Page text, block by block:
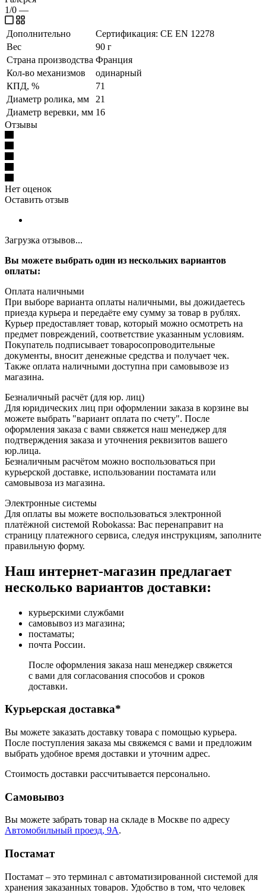
1/0 —
Дополнительно
Сертификация: CE EN 12278
Вес
90 г
Страна производства Франция
Кол-во механизмов
одинарный
КПД, %
71
Диаметр ролика, мм
21
Диаметр веревки, мм 16
Отзывы
Нет оценок
Оставить отзыв
Загрузка отзывов...
Вы можете выбрать один из нескольких вариантов
оплаты:
Оплата наличными
При выборе варианта оплаты наличными, вы дожидаетесь
приезда курьера и передаёте ему сумму за товар в рублях.
Курьер предоставляет товар, который можно осмотреть на
предмет повреждений, соответствие указанным условиям.
Покупатель подписывает товаросопроводительные
документы, вносит денежные средства и получает чек.
Также оплата наличными доступна при самовывозе из
магазина.
Безналичный расчёт (для юр. лиц)
Для юридических лиц при оформлении заказа в корзине вы
можете выбрать "вариант оплата по счету". После
оформления заказа с вами свяжется наш менеджер для
подтверждения заказа и уточнения реквизитов вашего
юр.лица.
Безналичным расчётом можно воспользоваться при
курьерской доставке, использовании постамата или
самовывоза из магазина.
Электронные системы
Для оплаты вы можете воспользоваться электронной
платёжной системой Robokassa: Вас перенаправит на
страницу платежного сервиса, следуя инструкциям, заполните
правильную форму.
Наш интернет-магазин предлагает
несколько вариантов доставки:
курьерскими службами
самовывоз из магазина;
постаматы;
почта России.
После оформления заказа наш менеджер свяжется
с вами для согласования способов и сроков
доставки.
Курьерская доставка*
Вы можете заказать доставку товара с помощью курьера.
После поступления заказа мы свяжемся с вами и предложим
выбрать удобное время доставки и уточним адрес.
Стоимость доставки рассчитывается персонально.
Самовывоз
Вы можете забрать товар на складе в Москве по адресу
Автомобильный проезд, 9А.
Постамат
Постамат – это терминал с автоматизированной системой для
хранения заказанных товаров. Удобство в том, что человек